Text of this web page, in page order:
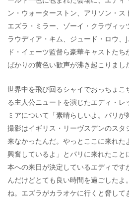
ン・ウォーターストン、アリソン・ス
エズラ・ミラー、ゾーイ・クラヴィッ
ラウディア・キム、ジュード・ロウ、
ド・イェーツ監督ら豪華キャストた
ばかりの黄色い歓声が沸き起こりまし
世界中を飛び回るシャイでおっちょこ
る主人公ニュートを演じたエディ・レ
ミアについて「素晴らしいよ。パリ
撮影はイギリス・リーヴスデンのスタ
来なかったんだ。やっとここに来れた
興奮しているよ」とパリに来れたこと
本への来日が決定しているエディです
んだけどとても良い時間を過ごしたよ
ね。エズラがカラオケに行くと脅して